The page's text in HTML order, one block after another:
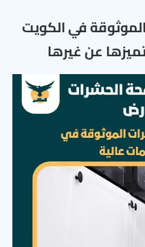
في الكويت
عن غيرها